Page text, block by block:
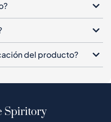
del producto?
Spiritory